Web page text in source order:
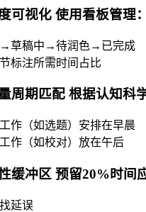
可视化 使用看板管理：
草稿中→待润色→已完成
标注所需时间占比
周期匹配 根据认知科学
作（如选题）安排在早晨
作（如校对）放在午后
缓冲区 预留20%时间
延误